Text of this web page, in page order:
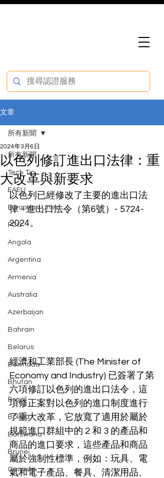
文章
所有新聞
Tech Tip
EAEU
European Union
FCC
Angola
Argentina
Armenia
Australia
Azerbaijan
Bahrain
Belarus
Bermuda
Bhutan
Brazil
Bolivia
Botswana
Brunei
Canada
所有新聞
以色列修訂進出口法律：重
大改革與新要求
2024年3月6日
以色列已經修改了主要的進出口法
律 - 進出口法令（第6號）- 5724-
2024。
經濟和工業部長 (The Minister of
Economy and Industry) 已簽署了第
六項修訂以色列的進出口法令，這
項修正案對以色列的進口制度進行
了重大改革，它放寬了適用於屬於
規範進口群組中的 2 和 3 的產品和
商品的進口要求，這些產品和商品
屬於強制性標準，例如：玩具、電
氣和電子產品、餐具、清潔用品、